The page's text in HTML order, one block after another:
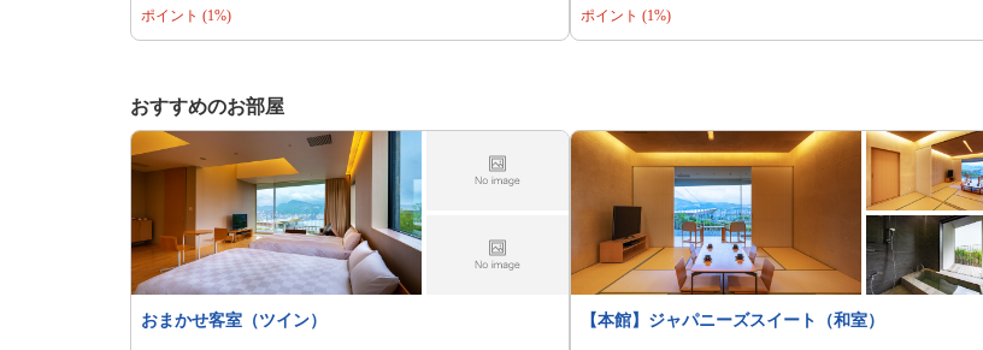
ポイント (1%) ポイント (1%)
おすすめのお部屋
おまかせ客室（ツイン） 【本館】ジャパニーズスイート（和室）